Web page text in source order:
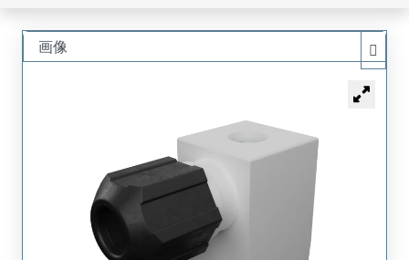
画像